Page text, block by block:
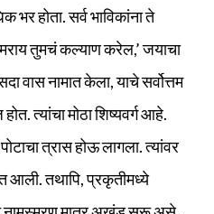
भर होता. सर्व भाविकांना ते
तुमचं कल्याण करेल,’ जयाचा
वास नामात केला, याचे सर्वोत्तम
त्यांचा मोठा शिष्यवर्ग आहे.
त्रास होऊ लागला. त्यांवर
आली. तथापि, प्रकृतीमध्ये